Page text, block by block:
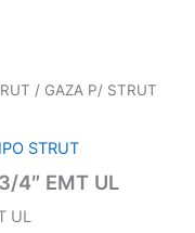
/ GAZA P/ STRUT
STRUT
4″ EMT UL
UL